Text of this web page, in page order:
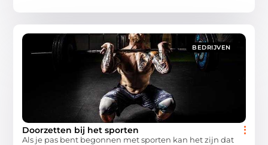
BEDRIJVEN
Doorzetten bij het sporten
Als je pas bent begonnen met sporten kan het zijn dat